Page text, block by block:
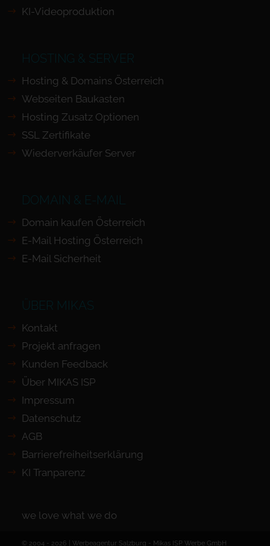
KI-Videoproduktion
HOSTING & SERVER
Hosting & Domains Österreich
Webseiten Baukasten
Hosting Zusatz Optionen
SSL Zertifikate
Wiederverkäufer Server
DOMAIN & E-MAIL
Domain kaufen Österreich
E-Mail Hosting Österreich
E-Mail Sicherheit
ÜBER MIKAS
Kontakt
Projekt anfragen
Kunden Feedback
Über MIKAS ISP
Impressum
Datenschutz
AGB
Barrierefreiheits­erklärung
KI Tranparenz
we love what we do
© 2004 - 2026 | Werbeagentur Salzburg - Mikas ISP Werbe GmbH